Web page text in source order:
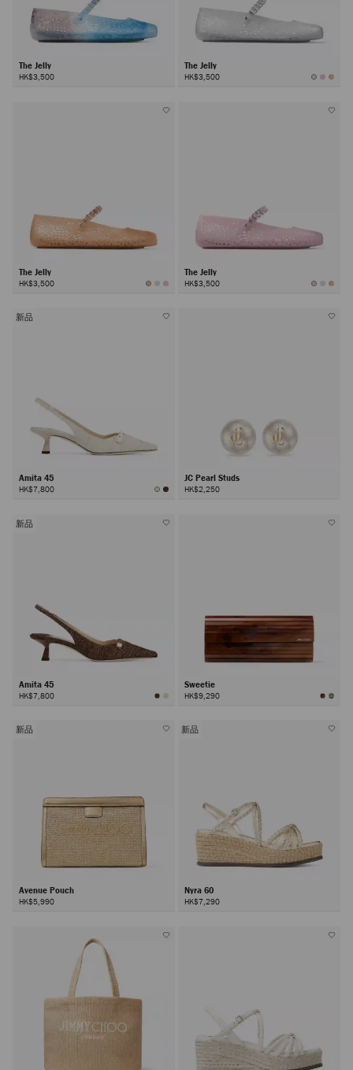
The Jelly
HK$3,500
The Jelly
HK$3,500
The Jelly
HK$3,500
The Jelly
HK$3,500
新品
Amita 45
HK$7,800
JC Pearl Studs
HK$2,250
新品
Amita 45
HK$7,800
Sweetie
HK$9,290
新品
Avenue Pouch
HK$5,990
新品
Nyra 60
HK$7,290